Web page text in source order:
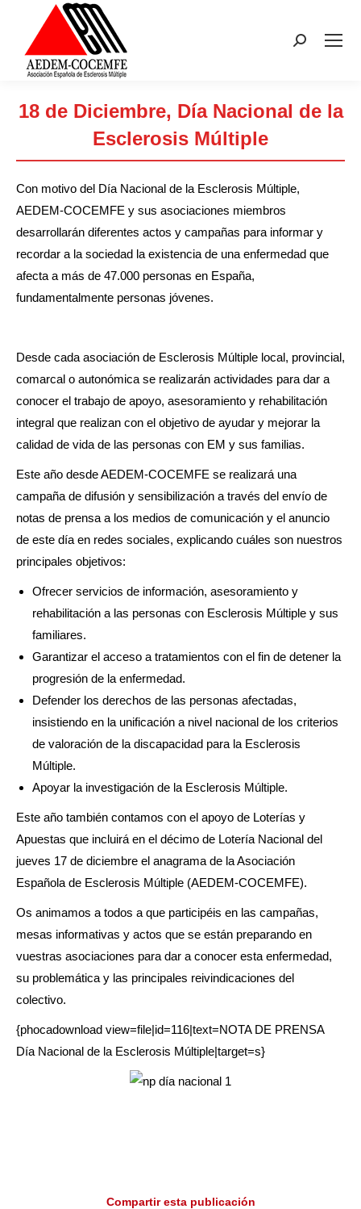
Buscar:
18 de Diciembre, Día Nacional de la
Esclerosis Múltiple
Estás aquí:
Con motivo del Día Nacional de la Esclerosis Múltiple,
AEDEM-COCEMFE y sus asociaciones miembros
desarrollarán diferentes actos y campañas para informar y
recordar a la sociedad la existencia de una enfermedad que
afecta a más de 47.000 personas en España,
fundamentalmente personas jóvenes.
Desde cada asociación de Esclerosis Múltiple local, provincial,
comarcal o autonómica se realizarán actividades para dar a
conocer el trabajo de apoyo, asesoramiento y rehabilitación
integral que realizan con el objetivo de ayudar y mejorar la
calidad de vida de las personas con EM y sus familias.
Este año desde AEDEM-COCEMFE se realizará una
campaña de difusión y sensibilización a través del envío de
notas de prensa a los medios de comunicación y el anuncio
de este día en redes sociales, explicando cuáles son nuestros
principales objetivos:
Ofrecer servicios de información, asesoramiento y
rehabilitación a las personas con Esclerosis Múltiple y sus
familiares.
Garantizar el acceso a tratamientos con el fin de detener la
progresión de la enfermedad.
Defender los derechos de las personas afectadas,
insistiendo en la unificación a nivel nacional de los criterios
de valoración de la discapacidad para la Esclerosis
Múltiple.
Apoyar la investigación de la Esclerosis Múltiple.
Este año también contamos con el apoyo de Loterías y
Apuestas que incluirá en el décimo de Lotería Nacional del
jueves 17 de diciembre el anagrama de la Asociación
Española de Esclerosis Múltiple (AEDEM-COCEMFE).
Os animamos a todos a que participéis en las campañas,
mesas informativas y actos que se están preparando en
vuestras asociaciones para dar a conocer esta enfermedad,
su problemática y las principales reivindicaciones del
colectivo.
{phocadownload view=file|id=116|text=NOTA DE PRENSA
Día Nacional de la Esclerosis Múltiple|target=s}
Compartir esta publicación